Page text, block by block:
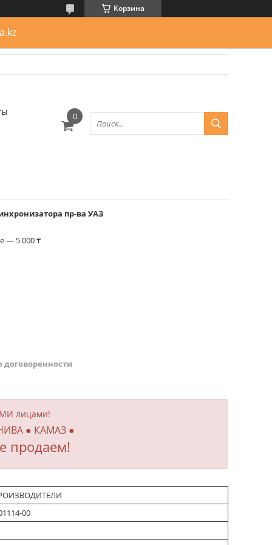
Корзина
пр-ва УАЗ
— 5 000 ₸
договоренности
лицами!
● КАМАЗ ●
продаем!
00